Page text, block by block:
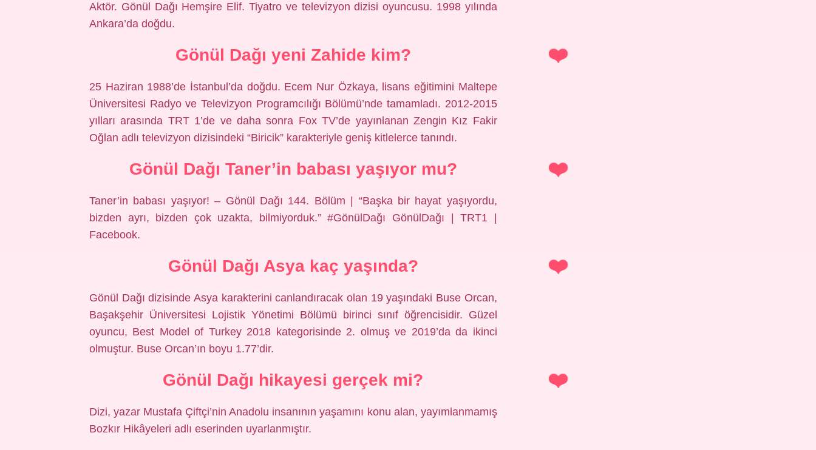
Aktör. Gönül Dağı Hemşire Elif. Tiyatro ve televizyon dizisi oyuncusu. 1998 yılında
Ankara’da doğdu.
Gönül Dağı yeni Zahide kim?
25 Haziran 1988’de İstanbul’da doğdu. Ecem Nur Özkaya, lisans eğitimini Maltepe
Üniversitesi Radyo ve Televizyon Programcılığı Bölümü’nde tamamladı. 2012-2015
yılları arasında TRT 1’de ve daha sonra Fox TV’de yayınlanan Zengin Kız Fakir
Oğlan adlı televizyon dizisindeki “Biricik” karakteriyle geniş kitlelerce tanındı.
Gönül Dağı Taner’in babası yaşıyor mu?
Taner’in babası yaşıyor! – Gönül Dağı 144. Bölüm | “Başka bir hayat yaşıyordu,
bizden ayrı, bizden çok uzakta, bilmiyorduk.” #GönülDağı GönülDağı | TRT1 |
Facebook.
Gönül Dağı Asya kaç yaşında?
Gönül Dağı dizisinde Asya karakterini canlandıracak olan 19 yaşındaki Buse Orcan,
Başakşehir Üniversitesi Lojistik Yönetimi Bölümü birinci sınıf öğrencisidir. Güzel
oyuncu, Best Model of Turkey 2018 kategorisinde 2. olmuş ve 2019’da da ikinci
olmuştur. Buse Orcan’ın boyu 1.77’dir.
Gönül Dağı hikayesi gerçek mi?
Dizi, yazar Mustafa Çiftçi’nin Anadolu insanının yaşamını konu alan, yayımlanmamış
Bozkır Hikâyeleri adlı eserinden uyarlanmıştır.